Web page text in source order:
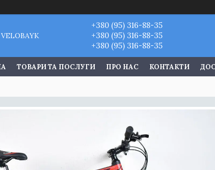
+380 (95) 316-88-35
+380 (95) 316-88-35
+380 (95) 316-88-35
ТОВАРИ ТА ПОСЛУГИ ПРО НАС КОНТАКТИ